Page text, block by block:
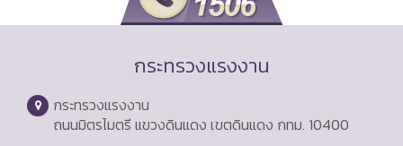
กระทรวงแรงงาน
กระทรวงแรงงาน
ถนนมิตรไมตรี แขวงดินแดง เขตดินแดง กทม. 10400